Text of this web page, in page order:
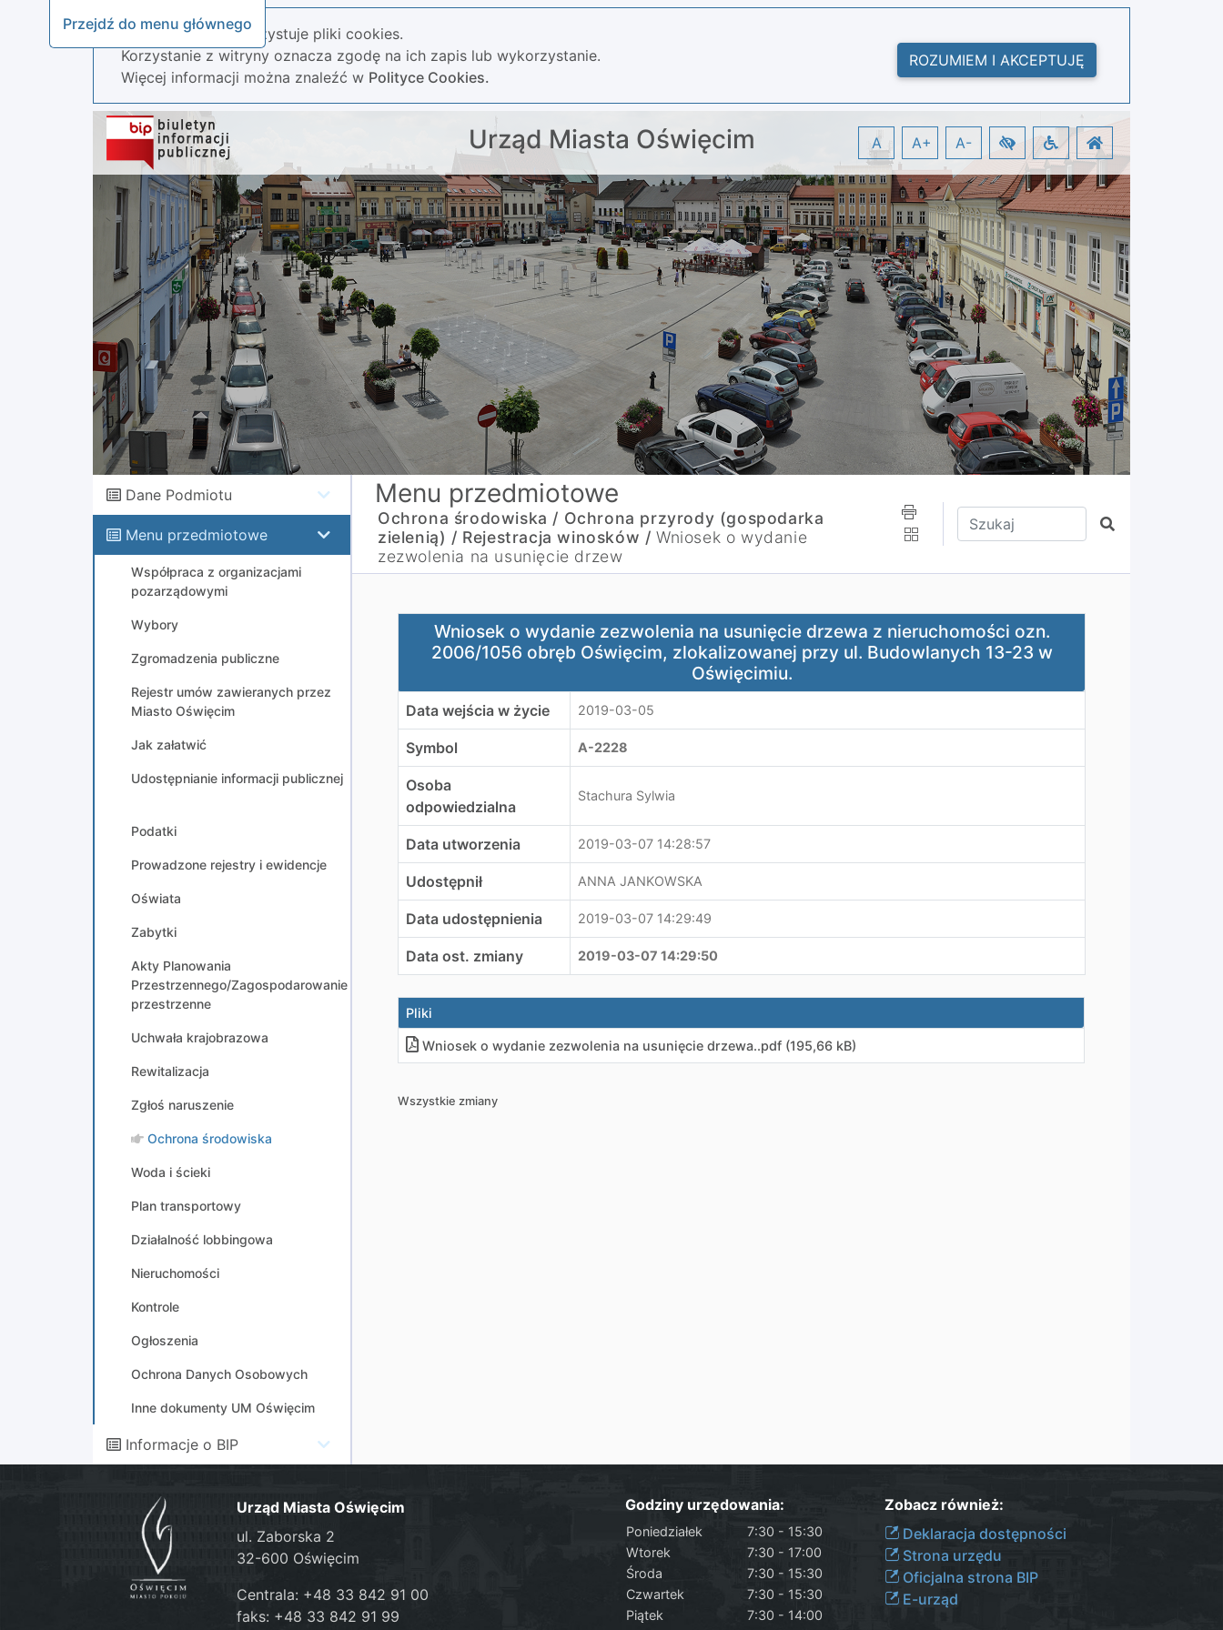
Przejdź do menu głównego
Nasza strona wykorzystuje pliki cookies.
Korzystanie z witryny oznacza zgodę na ich zapis lub wykorzystanie.
Więcej informacji można znaleźć w Polityce Cookies.
ROZUMIEM I AKCEPTUJĘ
Urząd Miasta Oświęcim A A+ A-
Dane Podmiotu
Menu przedmiotowe
Współpraca z organizacjami
pozarządowymi
Wybory
Zgromadzenia publiczne
Rejestr umów zawieranych przez
Miasto Oświęcim
Jak załatwić
Udostępnianie informacji publicznej
Podatki
Prowadzone rejestry i ewidencje
Oświata
Zabytki
Akty Planowania
Przestrzennego/Zagospodarowanie
przestrzenne
Uchwała krajobrazowa
Rewitalizacja
Zgłoś naruszenie
Ochrona środowiska
Woda i ścieki
Plan transportowy
Działalność lobbingowa
Nieruchomości
Kontrole
Ogłoszenia
Ochrona Danych Osobowych
Inne dokumenty UM Oświęcim
Informacje o BIP
Menu przedmiotowe
Ochrona środowiska / Ochrona przyrody (gospodarka
zielenią) / Rejestracja winosków / Wniosek o wydanie
zezwolenia na usunięcie drzew
Wpisz tekst do wyszukania
Szukaj
Wniosek o wydanie zezwolenia na usunięcie drzewa z nieruchomości ozn. 2006/1056 obręb Oświęcim,
Wniosek o wydanie zezwolenia na usunięcie drzewa z nieruchomości ozn.
2006/1056 obręb Oświęcim, zlokalizowanej przy ul. Budowlanych 13-23 w
Oświęcimiu.
Data wejścia w życie 2019-03-05
Symbol A-2228
Osoba
odpowiedzialna
Stachura Sylwia
Data utworzenia 2019-03-07 14:28:57
Udostępnił ANNA JANKOWSKA
Data udostępnienia 2019-03-07 14:29:49
Data ost. zmiany 2019-03-07 14:29:50
Pliki
Wniosek o wydanie zezwolenia na usunięcie drzewa..pdf (195,66 kB)
Wszystkie zmiany
Urząd Miasta Oświęcim
ul. Zaborska 2
32-600 Oświęcim
Centrala: +48 33 842 91 00
faks: +48 33 842 91 99
Godziny urzędowania:
Poniedziałek
7:30 - 15:30
Wtorek
7:30 - 17:00
Środa
7:30 - 15:30
Czwartek
7:30 - 15:30
Piątek
7:30 - 14:00
Zobacz również:
Deklaracja dostępności
Strona urzędu
Oficjalna strona BIP
E-urząd